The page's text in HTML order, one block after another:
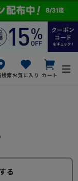
索お気に入り カート
る